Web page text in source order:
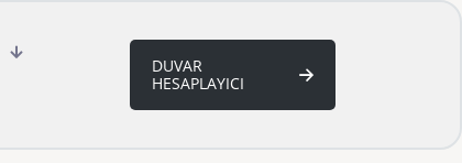
DUVAR
HESAPLAYICI